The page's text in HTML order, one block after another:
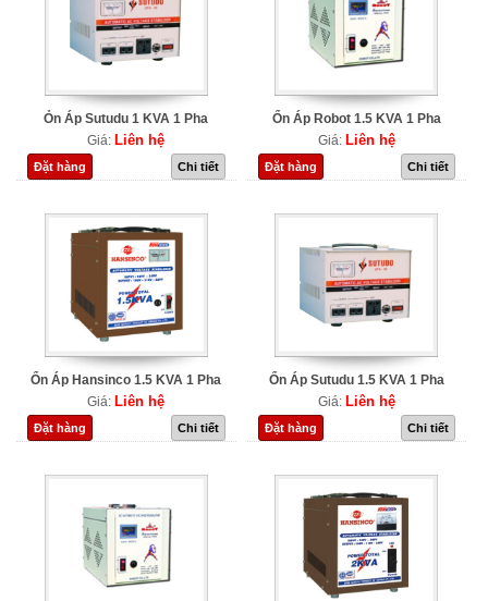
Ỏn Áp Sutudu 1 KVA 1 Pha
Giá: Liên hệ
Đặt hàng Chi tiết
Ổn Áp Robot 1.5 KVA 1 Pha
Giá: Liên hệ
Đặt hàng Chi tiết
Ổn Áp Hansinco 1.5 KVA 1 Pha
Giá: Liên hệ
Đặt hàng Chi tiết
Ổn Áp Sutudu 1.5 KVA 1 Pha
Giá: Liên hệ
Đặt hàng Chi tiết